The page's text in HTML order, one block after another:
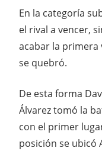
En la categoría
el rival a vencer,
acabar la primera
se quebró.
De esta forma
Álvarez tomó la
con el primer
posición se ubicó